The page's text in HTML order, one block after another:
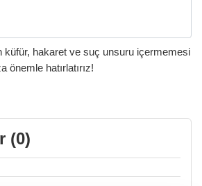
küfür, hakaret ve suç unsuru içermemesi
önemle hatırlatırız!
(0)